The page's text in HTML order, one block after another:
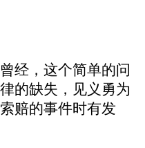
，这个简单的问
的缺失，见义勇为
赔的事件时有发